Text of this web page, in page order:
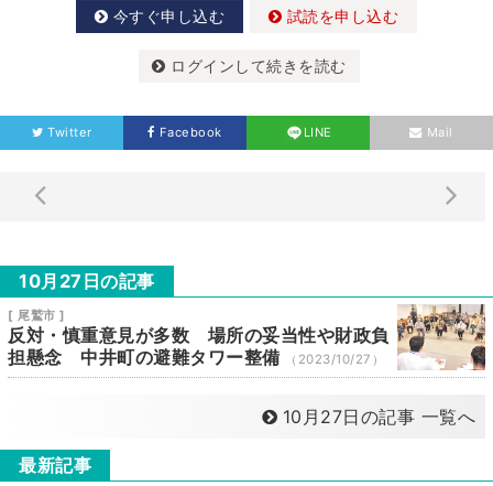
今すぐ申し込む 試読を申し込む
ログインして続きを読む
Twitter Facebook LINE Mail
10月27日の記事
[ 尾鷲市 ]
反対・慎重意見が多数 場所の妥当性や財政負
担懸念 中井町の避難タワー整備
（2023/10/27）
10月27日の記事 一覧へ
最新記事